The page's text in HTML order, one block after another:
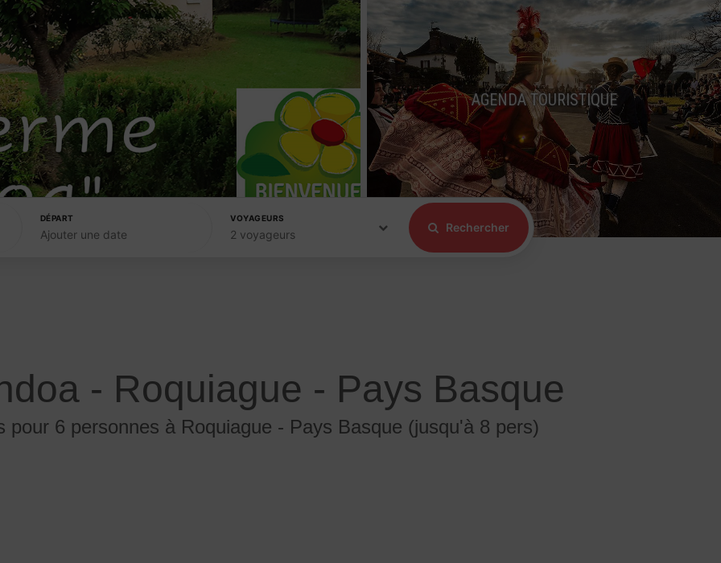
AGENDA TOURISTIQUE
DÉPART
Ajouter une date
VOYAGEURS
2 voyageurs
Rechercher
- Roquiague - Pays Basque
pour 6 personnes à Roquiague - Pays Basque (jusqu'à 8 pers)